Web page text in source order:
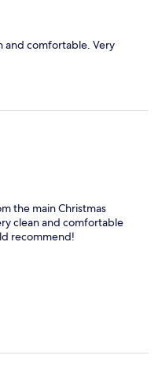
and comfortable. Very
the main Christmas
clean and comfortable
recommend!